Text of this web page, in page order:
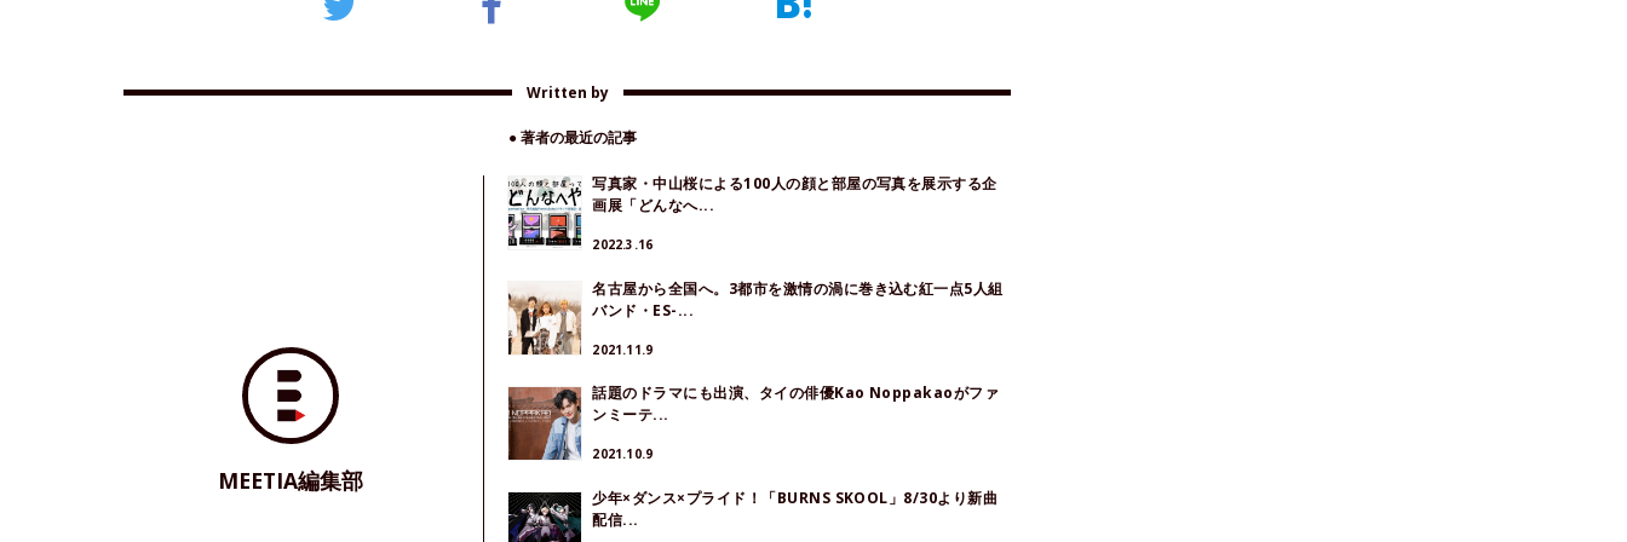
Written by
MEETIA編集部
● 著者の最近の記事
写真家・中山桜による100人の顔と部屋の写真を展示する企
画展「どんなへ...
2022.3.16
名古屋から全国へ。3都市を激情の渦に巻き込む紅一点5人組
バンド・ES-...
2021.11.9
話題のドラマにも出演、タイの俳優Kao Noppakaoがファ
ンミーテ...
2021.10.9
少年×ダンス×プライド！「BURNS SKOOL」8/30より新曲
配信...